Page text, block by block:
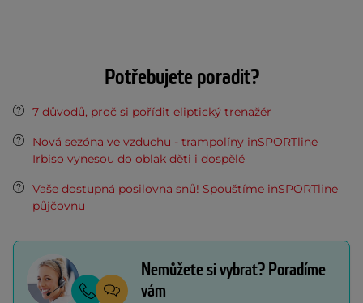
Potřebujete poradit?
7 důvodů, proč si pořídit eliptický trenažér
Nová sezóna ve vzduchu - trampolíny inSPORTline
Irbiso vynesou do oblak děti i dospělé
Vaše dostupná posilovna snů! Spouštíme inSPORTline
půjčovnu
Nemůžete si vybrat? Poradíme
vám